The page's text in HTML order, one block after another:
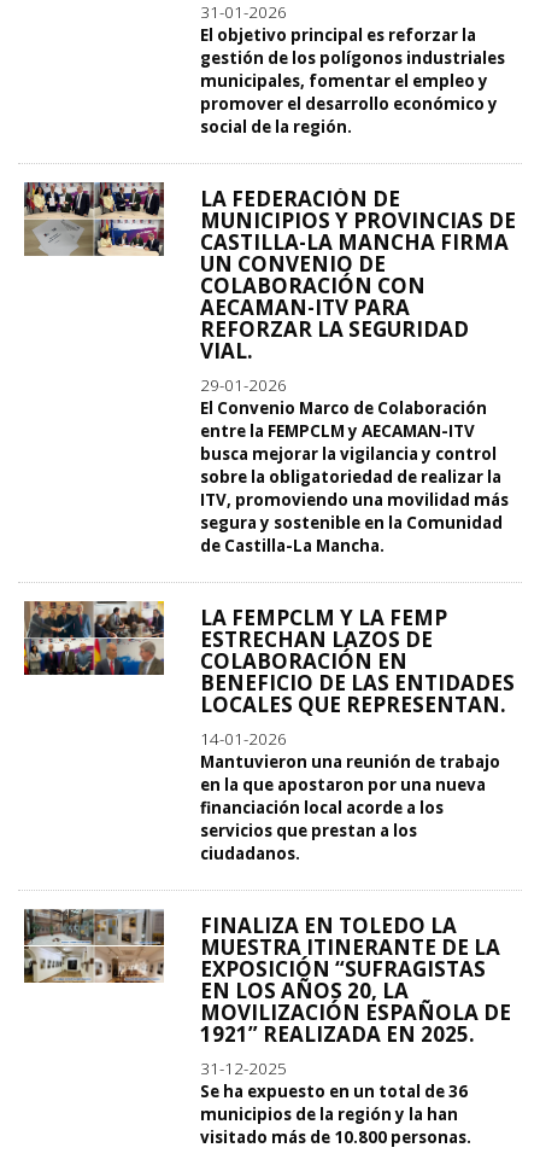
31-01-2026
El objetivo principal es reforzar la
gestión de los polígonos industriales
municipales, fomentar el empleo y
promover el desarrollo económico y
social de la región.
LA FEDERACIÓN DE
MUNICIPIOS Y PROVINCIAS DE
CASTILLA-LA MANCHA FIRMA
UN CONVENIO DE
COLABORACIÓN CON
AECAMAN-ITV PARA
REFORZAR LA SEGURIDAD
VIAL.
29-01-2026
El Convenio Marco de Colaboración
entre la FEMPCLM y AECAMAN-ITV
busca mejorar la vigilancia y control
sobre la obligatoriedad de realizar la
ITV, promoviendo una movilidad más
segura y sostenible en la Comunidad
de Castilla-La Mancha.
LA FEMPCLM Y LA FEMP
ESTRECHAN LAZOS DE
COLABORACIÓN EN
BENEFICIO DE LAS ENTIDADES
LOCALES QUE REPRESENTAN.
14-01-2026
Mantuvieron una reunión de trabajo
en la que apostaron por una nueva
financiación local acorde a los
servicios que prestan a los
ciudadanos.
FINALIZA EN TOLEDO LA
MUESTRA ITINERANTE DE LA
EXPOSICIÓN “SUFRAGISTAS
EN LOS AÑOS 20, LA
MOVILIZACIÓN ESPAÑOLA DE
1921” REALIZADA EN 2025.
31-12-2025
Se ha expuesto en un total de 36
municipios de la región y la han
visitado más de 10.800 personas.